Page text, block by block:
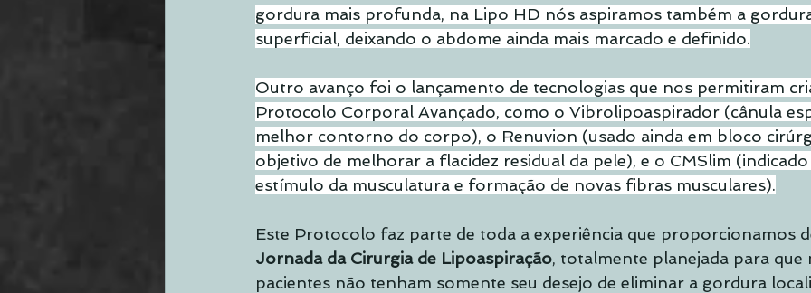
gordura mais profunda, na Lipo HD nós aspiramos também a
superficial, deixando o abdome ainda mais marcado e definido.
Outro avanço foi o lançamento de tecnologias que nos permitiram
Protocolo Corporal Avançado, como o Vibrolipoaspirador (cânula
melhor contorno do corpo), o Renuvion (usado ainda em bloco
objetivo de melhorar a flacidez residual da pele), e o CMSlim
estímulo da musculatura e formação de novas fibras musculares).
Este Protocolo faz parte de toda a experiência que proporcionamos
Jornada da Cirurgia de Lipoaspiração, totalmente planejada para
pacientes não tenham somente seu desejo de eliminar a gordura